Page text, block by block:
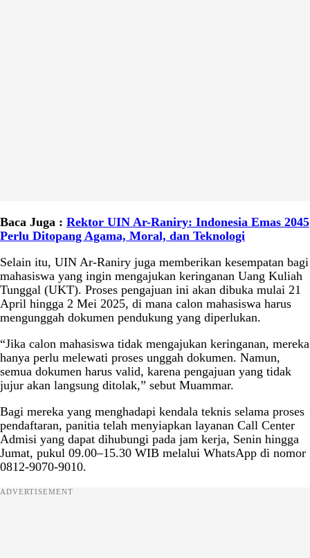
Baca Juga : Rektor UIN Ar-Raniry: Indonesia Emas 2045
Perlu Ditopang Agama, Moral, dan Teknologi
Selain itu, UIN Ar-Raniry juga memberikan kesempatan bagi
mahasiswa yang ingin mengajukan keringanan Uang Kuliah
Tunggal (UKT). Proses pengajuan ini akan dibuka mulai 21
April hingga 2 Mei 2025, di mana calon mahasiswa harus
mengunggah dokumen pendukung yang diperlukan.
“Jika calon mahasiswa tidak mengajukan keringanan, mereka
hanya perlu melewati proses unggah dokumen. Namun,
semua dokumen harus valid, karena pengajuan yang tidak
jujur akan langsung ditolak,” sebut Muammar.
Bagi mereka yang menghadapi kendala teknis selama proses
pendaftaran, panitia telah menyiapkan layanan Call Center
Admisi yang dapat dihubungi pada jam kerja, Senin hingga
Jumat, pukul 09.00–15.30 WIB melalui WhatsApp di nomor
0812-9070-9010.
ADVERTISEMENT